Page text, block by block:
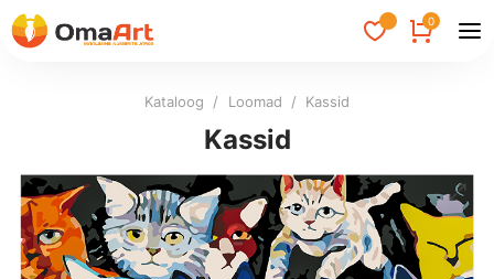
0
Kataloog / Loomad / Kassid
Kassid